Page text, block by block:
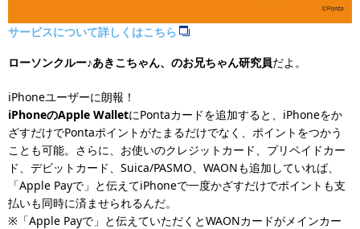
サービスについて詳しくはこちら
ローソンクルー♪あきこちゃん、のお兄ちゃん研究員だよ。
iPhoneユーザーに朗報！
iPhoneのApple WalletにPontaカードを追加すると、iPhoneをか
ざすだけでPontaポイントがたまるだけでなく、ポイントをつかう
ことも可能。さらに、お使いのクレジットカード、プリペイドカー
ド、デビットカード、Suica/PASMO、WAONも追加していれば、
「Apple Payで」と伝えてiPhoneで一度かざすだけでポイントも支
払いも同時に済ませられるんだ。
※「Apple Payで」と伝えていただくとWAONカードがメインカー